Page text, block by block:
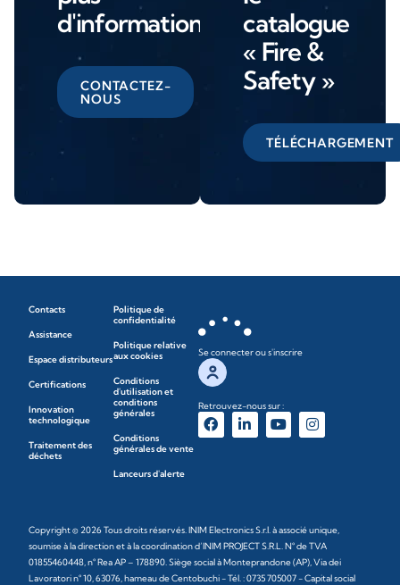
d'informations
CONTACTEZ-
NOUS
catalogue
« Fire &
Safety »
TÉLÉCHARGEMENT
Contacts
Assistance
Espace distributeurs
Certifications
Innovation
technologique
Traitement des
déchets
Politique de
confidentialité
Politique relative
aux cookies
Conditions
d'utilisation et
conditions
générales
Conditions
générales de vente
Lanceurs d'alerte
Se connecter ou s'inscrire
Retrouvez-nous sur :
Copyright © 2026 Tous droits réservés. INIM Electronics S.r.l. à associé unique,
soumise à la direction et à la coordination d’INIM PROJECT S.R.L. N° de TVA
01855460448, n° Rea AP – 178890. Siège social à Monteprandone (AP), Via dei
Lavoratori n° 10, 63076, hameau de Centobuchi - Tél. : 0735 705007 - Capital social